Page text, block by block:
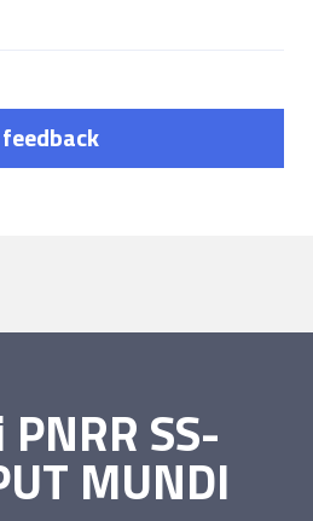
SS-
MUNDI